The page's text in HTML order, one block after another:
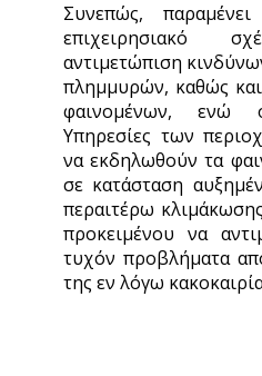
Συνεπώς,
επιχειρησιακό
αντιμετώπιση
πλημμυρών, καθώς
φαινομένων, ενώ
Υπηρεσίες των
να εκδηλωθούν τα
σε κατάσταση
περαιτέρω
προκειμένου να
τυχόν προβλήματα
της εν λόγω